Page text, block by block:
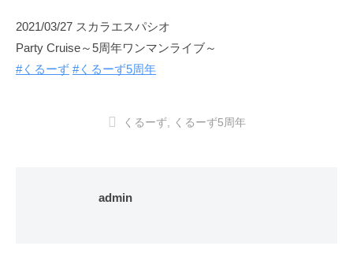
2021/03/27 スカラエスパシオ
Party Cruise～5周年ワンマンライブ～
#くるーず #くるーず5周年
くるーず, くるーず5周年
admin